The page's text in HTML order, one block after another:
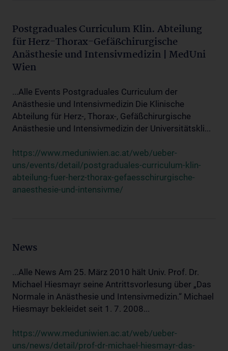
Postgraduales Curriculum Klin. Abteilung
für Herz-Thorax-Gefäßchirurgische
Anästhesie und Intensivmedizin | MedUni
Wien
...Alle Events Postgraduales Curriculum der
Anästhesie und Intensivmedizin Die Klinische
Abteilung für Herz-, Thorax-, Gefäßchirurgische
Anästhesie und Intensivmedizin der Universitätskli...
https://www.meduniwien.ac.at/web/ueber-
uns/events/detail/postgraduales-curriculum-klin-
abteilung-fuer-herz-thorax-gefaesschirurgische-
anaesthesie-und-intensivme/
News
...Alle News Am 25. März 2010 hält Univ. Prof. Dr.
Michael Hiesmayr seine Antrittsvorlesung über „Das
Normale in Anästhesie und Intensivmedizin.“ Michael
Hiesmayr bekleidet seit 1. 7. 2008...
https://www.meduniwien.ac.at/web/ueber-
uns/news/detail/prof-dr-michael-hiesmayr-das-